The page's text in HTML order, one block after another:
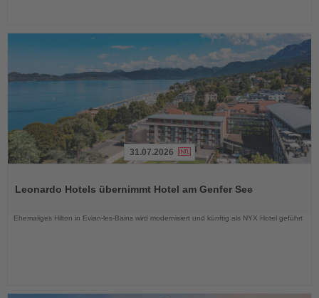
die
31.07.2026
Leonardo Hotels übernimmt Hotel am Genfer See
Ehemaliges Hilton in Evian-les-Bains wird modernisiert und künftig als NYX Hotel geführt